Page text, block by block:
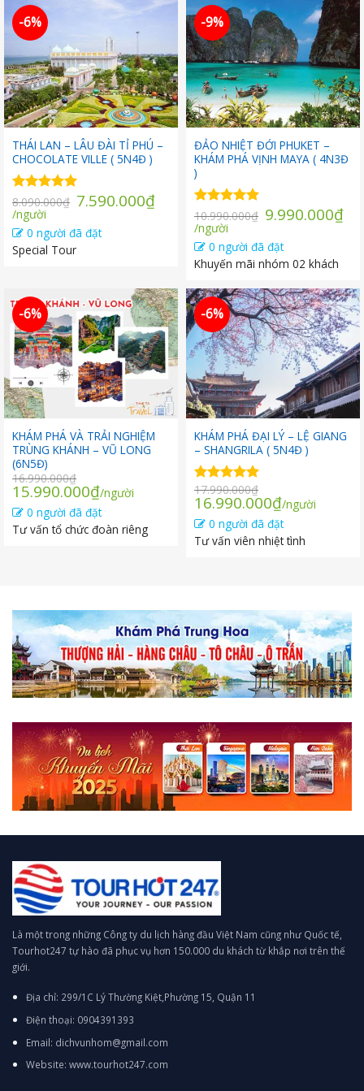
-6%
THÁI LAN – LÂU ĐÀI TỈ PHÚ –
CHOCOLATE VILLE ( 5N4Đ )
Được xếp
hạng5.00
5 sao
8.090.000₫ Giá
là:
8.090.000₫.
7.590.000₫
Giá
hiện
tại
là:
/người
0 người đã đặt
Special Tour
-9%
ĐẢO NHIỆT ĐỚI PHUKET –
KHÁM PHÁ VỊNH MAYA ( 4N3Đ
)
Được xếp
hạng5.00
5 sao
10.990.000₫ Giá
là:
10.990.000₫.
9.990.000₫
Giá
hiện
tại
là:
9.990.000₫.
/người
0 người đã đặt
Khuyến mãi nhóm 02 khách
-6%
KHÁM PHÁ VÀ TRẢI NGHIỆM
TRÙNG KHÁNH – VŨ LONG
(6N5Đ)
16.990.000₫
Giá
gốc
là:
16.990.000₫.
15.990.000₫Giá
hiện
tại
là:
/người
0 người đã đặt
Tư vấn tổ chức đoàn riêng
-6%
KHÁM PHÁ ĐẠI LÝ – LỆ GIANG
– SHANGRILA ( 5N4Đ )
Được xếp
hạng5.00
5 sao
17.990.000₫
Giá
gốc
là:
17.990.000₫.
16.990.000₫Giá
hiện
tại
là:
/người
0 người đã đặt
Tư vấn viên nhiệt tình
Là một trong những Công ty du lịch hàng đầu Việt Nam cũng như Quốc tế,
Tourhot247 tự hào đã phục vụ hơn 150.000 du khách từ khắp nơi trên thế
giới.
Địa chỉ: 299/1C Lý Thường Kiệt,Phường 15, Quận 11
Điện thoại: 0904391393
Email: dichvunhom@gmail.com
Website: www.tourhot247.com